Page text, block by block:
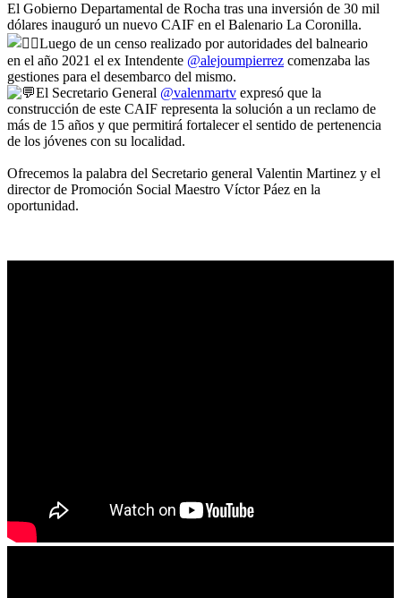
El Gobierno Departamental de Rocha tras una inversión de 30 mil
dólares inauguró un nuevo CAIF en el Balenario La Coronilla.
Luego de un censo realizado por autoridades del balneario
en el año 2021 el ex Intendente @alejoumpierrez comenzaba las
gestiones para el desembarco del mismo.
El Secretario General @valenmartv expresó que la
construcción de este CAIF representa la solución a un reclamo de
más de 15 años y que permitirá fortalecer el sentido de pertenencia
de los jóvenes con su localidad.
Ofrecemos la palabra del Secretario general Valentin Martinez y el
director de Promoción Social Maestro Víctor Páez en la
oportunidad.